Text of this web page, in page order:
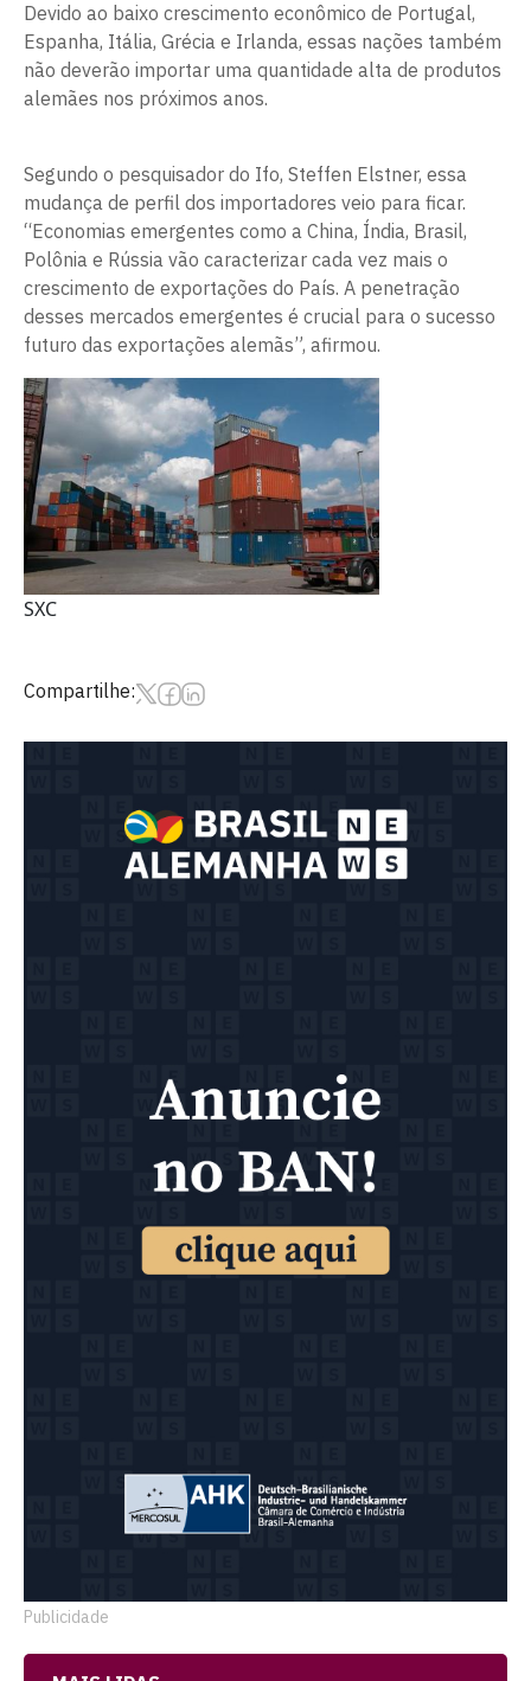
Devido ao baixo crescimento econômico de Portugal,
Espanha, Itália, Grécia e Irlanda, essas nações também
não deverão importar uma quantidade alta de produtos
alemães nos próximos anos.
Segundo o pesquisador do Ifo, Steffen Elstner, essa
mudança de perfil dos importadores veio para ficar.
“Economias emergentes como a China, Índia, Brasil,
Polônia e Rússia vão caracterizar cada vez mais o
crescimento de exportações do País. A penetração
desses mercados emergentes é crucial para o sucesso
futuro das exportações alemãs”, afirmou.
SXC
Compartilhe:
Publicidade